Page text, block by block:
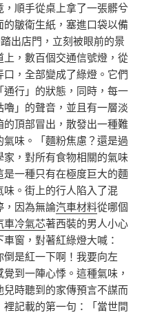
順手從桌上拿了一張髒兮
皺衛生紙，塞進口袋以備
出店門，立刻被眼前的景
，數百個交通信號燈，從
，全部變成了綠燈。它們
行」的狀態，同時，每一
」的聲音，並且有一層淡
頂部冒出，散發出一種難
味。「麵粉焦慮？還是過
，對所有食物相關的氣味
一種只有在極度巨大的麵
。街上的行人陷入了混
，因為無論汽車材料從哪個
車冷氣芯著西裝的男人小心
窗，對著紅綠燈大喊：
倒是紅一下啊！我要向左
到一陣心悸。這種氣味，
時聽到的家傳預言不謀而
記載的第一句：「當世間